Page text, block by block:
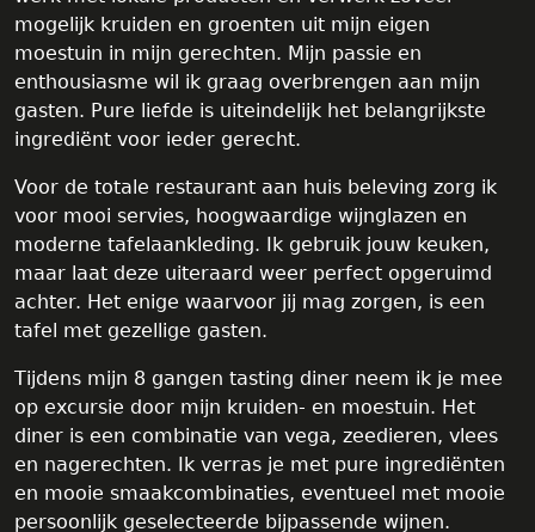
mogelijk kruiden en groenten uit mijn eigen
moestuin in mijn gerechten. Mijn passie en
enthousiasme wil ik graag overbrengen aan mijn
gasten. Pure liefde is uiteindelijk het belangrijkste
ingrediënt voor ieder gerecht.
Voor de totale restaurant aan huis beleving zorg ik
voor mooi servies, hoogwaardige wijnglazen en
moderne tafelaankleding. Ik gebruik jouw keuken,
maar laat deze uiteraard weer perfect opgeruimd
achter. Het enige waarvoor jij mag zorgen, is een
tafel met gezellige gasten.
Tijdens mijn 8 gangen tasting diner neem ik je mee
op excursie door mijn kruiden- en moestuin. Het
diner is een combinatie van vega, zeedieren, vlees
en nagerechten. Ik verras je met pure ingrediënten
en mooie smaakcombinaties, eventueel met mooie
persoonlijk geselecteerde bijpassende wijnen.